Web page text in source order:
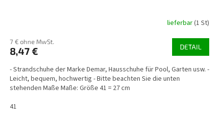
lieferbar(1 St)
7 € ohne MwSt.
8,47 € DETAIL
- Strandschuhe der Marke Demar, Hausschuhe für Pool, Garten usw. -
Leicht, bequem, hochwertig - Bitte beachten Sie die unten
stehenden Maße Maße: Größe 41 = 27 cm
41